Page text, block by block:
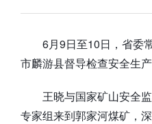
6月9日至10日，省委
市麟游县督导检查安全生
王晓与国家矿山安全
专家组来到郭家河煤矿，